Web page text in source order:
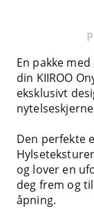
En pakke
din KIIROO
eksklusivt
Den perfekte
og lover en
deg frem og
åpning.